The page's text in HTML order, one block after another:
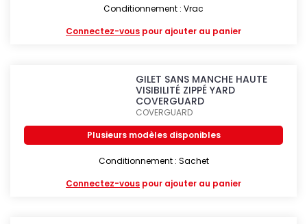
Conditionnement : Vrac
Connectez-vous pour ajouter au panier
GILET SANS MANCHE HAUTE
VISIBILITÉ ZIPPÉ YARD
COVERGUARD
COVERGUARD
Plusieurs modèles disponibles
Conditionnement : Sachet
Connectez-vous pour ajouter au panier